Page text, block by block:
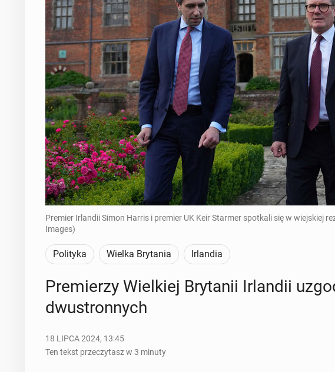
Premier Irlandii Simon Harris i premier UK Keir Starmer spotkali się w wiejskiej
Images)
Polityka Wielka Brytania Irlandia
Pre­mie­rzy Wiel­kiej Bry­ta­nii Ir­lan­dii
dwu­stron­nych
18 LIPCA 2024, 13:45
Ten tekst przeczytasz w 3 minuty